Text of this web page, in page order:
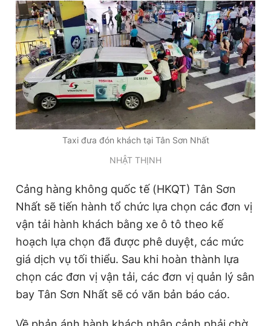
Đọc Thanh Niên trên điện thoại
Theo dõi báo trên
Liên hệ quảng cáo
Đặt báo Quảng cáo RSS Tòa soạn Chính sách bảo
Tổng biên tập: Nguyễn Ngọc Toàn
Phó tổng biên tập thường trực: Hải Thành
Phó tổng biên tập: Lâm Hiếu Dũng
Phó tổng biên tập: Trần Việt Hưng
Tổng thư ký tòa soạn: Đức Trung
Giấy phép xuất bản số 110/GP - BTTTT cấp ngày 24.3.2020
chép dưới mọi hình thức nếu không có sự chấp thuận bằng văn
Taxi đưa đón khách tại Tân Sơn Nhất
NHẬT THỊNH
Cảng hàng không quốc tế (HKQT) Tân Sơn
Nhất sẽ tiến hành tổ chức lựa chọn các đơn vị
vận tải hành khách bằng xe ô tô theo kế
hoạch lựa chọn đã được phê duyệt, các mức
giá dịch vụ tối thiểu. Sau khi hoàn thành lựa
chọn các đơn vị vận tải, các đơn vị quản lý sân
bay Tân Sơn Nhất sẽ có văn bản báo cáo.